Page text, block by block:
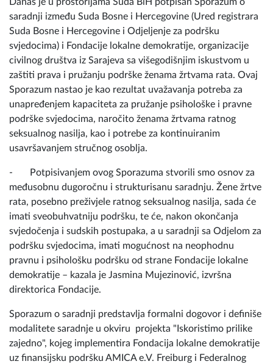
Danas je u prostorijama Suda BiH potpisan Sporazum o
saradnji između Suda Bosne i Hercegovine (Ured registrara
Suda Bosne i Hercegovine i Odjeljenje za podršku
svjedocima) i Fondacije lokalne demokratije, organizacije
civilnog društva iz Sarajeva sa višegodišnjim iskustvom u
zaštiti prava i pružanju podrške ženama žrtvama rata. Ovaj
Sporazum nastao je kao rezultat uvažavanja potreba za
unapređenjem kapaciteta za pružanje psihološke i pravne
podrške svjedocima, naročito ženama žrtvama ratnog
seksualnog nasilja, kao i potrebe za kontinuiranim
usavršavanjem stručnog osoblja.
- Potpisivanjem ovog Sporazuma stvorili smo osnov za
međusobnu dugoročnu i strukturisanu saradnju. Žene žrtve
rata, posebno preživjele ratnog seksualnog nasilja, sada će
imati sveobuhvatniju podršku, te će, nakon okončanja
svjedočenja i sudskih postupaka, a u saradnji sa Odjelom za
podršku svjedocima, imati mogućnost na neophodnu
pravnu i psihološku podršku od strane Fondacije lokalne
demokratije – kazala je Jasmina Mujezinović, izvršna
direktorica Fondacije.
Sporazum o saradnji predstavlja formalni dogovor i definiše
modalitete saradnje u okviru projekta "Iskoristimo prilike
zajedno", kojeg implementira Fondacija lokalne demokratije
uz finansijsku podršku AMICA e.V. Freiburg i Federalnog